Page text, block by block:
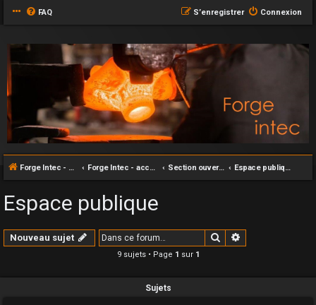
FAQ Connexion
S’enregistrer
Forge Intec - accueil Forge Intec - accueil Section ouverte au grand publique Espace publique
Espace publique
Nouveau sujet Rechercher
9 sujets • Page 1 sur 1
Sujets